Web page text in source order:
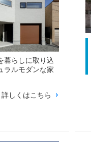
暮らしに取り込
ラルモダンな家
詳しくはこちら